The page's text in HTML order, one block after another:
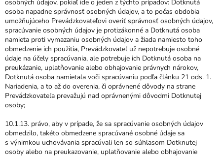
osobných údajov, pokiaľ ide o jeden z týchto prípadov: Dotknutá
osoba napadne správnosť osobných údajov, a to počas obdobia
umožňujúceho Prevádzkovateľovi overiť správnosť osobných údajov,
spracúvanie osobných údajov je protizákonné a Dotknutá osoba
namieta proti vymazaniu osobných údajov a žiada namiesto toho
obmedzenie ich použitia, Prevádzkovateľ už nepotrebuje osobné
údaje na účely spracúvania, ale potrebuje ich Dotknutá osoba na
preukázanie, uplatňovanie alebo obhajovanie právnych nárokov,
Dotknutá osoba namietala voči spracúvaniu podľa článku 21 ods. 1.
Nariadenia, a to až do overenia, či oprávnené dôvody na strane
Prevádzkovateľa prevažujú nad oprávnenými dôvodmi Dotknutej
osoby;
10.1.13. právo, aby v prípade, že sa spracúvanie osobných údajov
obmedzilo, takéto obmedzene spracúvané osobné údaje sa
s výnimkou uchovávania spracúvali len so súhlasom Dotknutej
osoby alebo na preukazovanie, uplatňovanie alebo obhajovanie